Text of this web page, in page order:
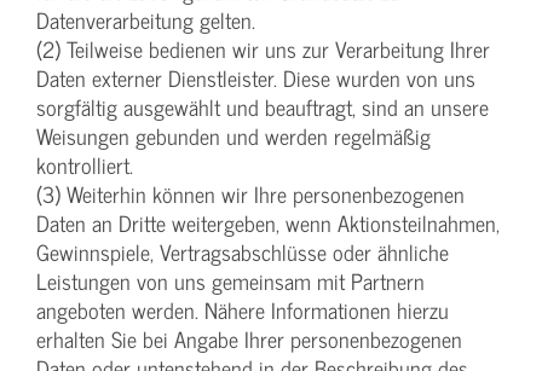
Datenverarbeitung gelten.
(2) Teilweise bedienen wir uns zur Verarbeitung Ihrer
Daten externer Dienstleister. Diese wurden von uns
sorgfältig ausgewählt und beauftragt, sind an unsere
Weisungen gebunden und werden regelmäßig
kontrolliert.
(3) Weiterhin können wir Ihre personenbezogenen
Daten an Dritte weitergeben, wenn Aktionsteilnahmen,
Gewinnspiele, Vertragsabschlüsse oder ähnliche
Leistungen von uns gemeinsam mit Partnern
angeboten werden. Nähere Informationen hierzu
erhalten Sie bei Angabe Ihrer personenbezogenen